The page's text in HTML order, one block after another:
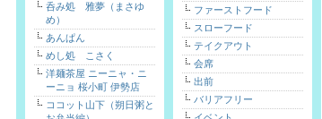
呑み処 雅夢（まさゆ
め）
あんぱん
めし処 こさく
洋麺茶屋 ニーニャ・ニ
ーニョ 桜小町 伊勢店
ココット山下（朔日粥と
ファーストフード
スローフード
テイクアウト
会席
出前
バリアフリー